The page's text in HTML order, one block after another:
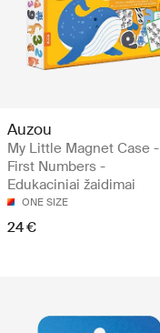
Auzou
My Little Magnet Case -
First Numbers -
Edukaciniai žaidimai
ONE SIZE
24 €